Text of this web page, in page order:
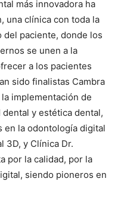
más innovadora ha
una clínica con toda la
paciente, donde los
se unen a la
a los pacientes
sido finalistas Cambra
implementación de
y estética dental,
en la odontología digital
3D, y Clínica Dr.
por la calidad, por la
siendo pioneros en